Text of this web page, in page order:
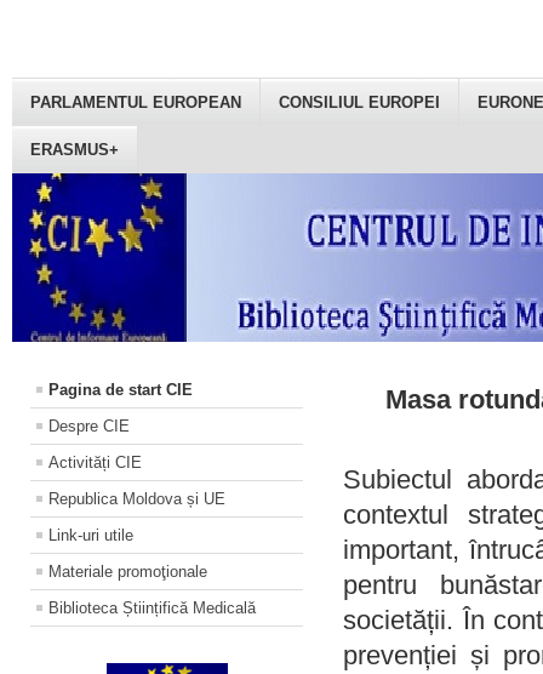
PARLAMENTUL EUROPEAN CONSILIUL EUROPEI
ERASMUS+
Pagina de start CIE
Despre CIE
Activități CIE
Republica Moldova și UE
Link-uri utile
Materiale promoţionale
Biblioteca Științifică Medicală
Masa
Subiectul
contextul
important,
pentru
societății. În
prevenției și